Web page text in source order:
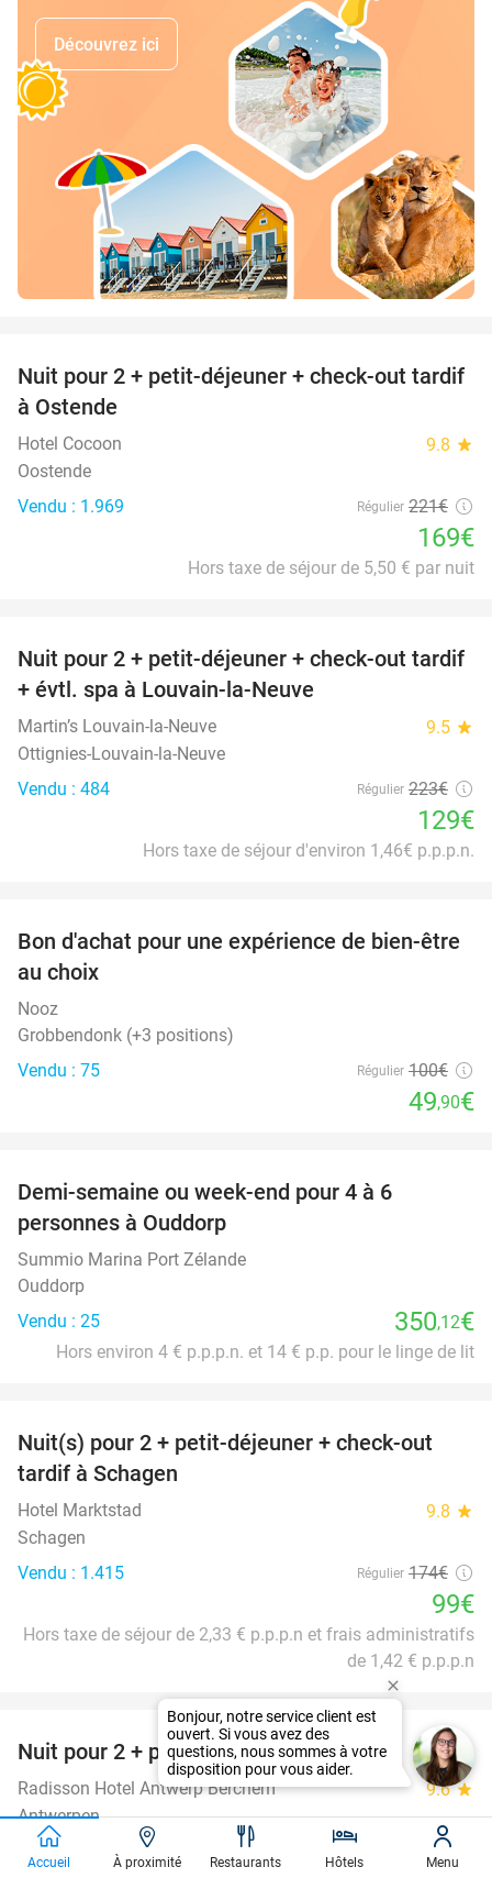
Découvrez ici
24%
Nuit pour 2 + petit-déjeuner + check-out tardif
à Ostende
Hotel Cocoon 9.8 star
Oostende
Vendu : 1.969
Régulier 221€
169€
Hors taxe de séjour de 5,50 € par nuit
42%
Nuit pour 2 + petit-déjeuner + check-out tardif
+ évtl. spa à Louvain-la-Neuve
Martin’s Louvain-la-Neuve 9.5 star
Ottignies-Louvain-la-Neuve
Vendu : 484
Régulier 223€
129€
Hors taxe de séjour d'environ 1,46€ p.p.p.n.
50%
Bon d'achat pour une expérience de bien-être
au choix
Nooz
Grobbendonk (+3 positions)
Vendu : 75
Régulier 100€
49,90€
Demi-semaine ou week-end pour 4 à 6
personnes à Ouddorp
Summio Marina Port Zélande
Ouddorp
Vendu : 25
350,12€
Hors environ 4 € p.p.p.n. et 14 € p.p. pour le linge de lit
43%
Nuit(s) pour 2 + petit-déjeuner + check-out
tardif à Schagen
Hotel Marktstad 9.8 star
Schagen
Vendu : 1.415
Régulier 174€
99€
Hors taxe de séjour de 2,33 € p.p.p.n et frais administratifs
de 1,42 € p.p.p.n
33%
Nuit pour 2 + petit-déjeuner à Anvers
Radisson Hotel Antwerp Berchem 9.6star
Antwerpen
Vendu : 1.588
162€
Accueil À proximité Restaurants Hôtels Menu